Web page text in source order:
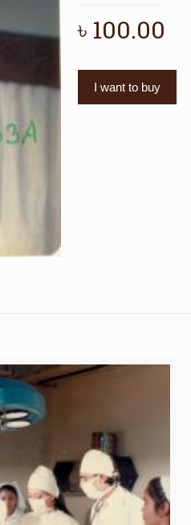
৳ 100.00
I want to buy